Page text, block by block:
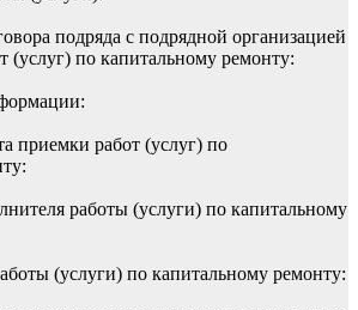
подряда с подрядной организацией
(услуг) по капитальному ремонту:
приемки работ (услуг) по
работы (услуги) по капитальному
(услуги) по капитальному ремонту: